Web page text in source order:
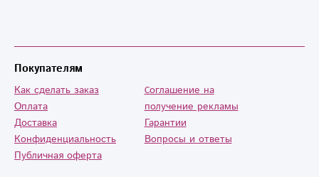
Покупателям
Как сделать заказ
Оплата
Доставка
Конфиденциальность
Публичная оферта
Cоглашение на
получение рекламы
Гарантии
Вопросы и ответы